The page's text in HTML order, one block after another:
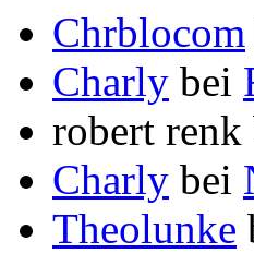
Chrblocom
Charly bei
robert renk
Charly bei
Theolunke